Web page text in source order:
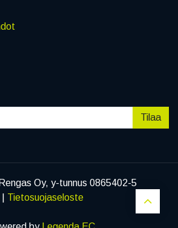
Tilaa
Oy, y-tunnus 0865402-5
Tietosuojaseloste